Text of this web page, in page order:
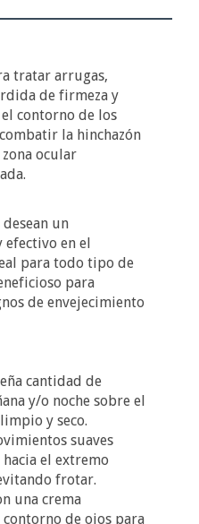
tratar arrugas,
de firmeza y
contorno de los
la hinchazón
ocular
un
en el
para todo tipo de
para
de envejecimiento
cantidad de
y/o noche sobre el
y seco.
suaves
el extremo
frotar.
una crema
de ojos para